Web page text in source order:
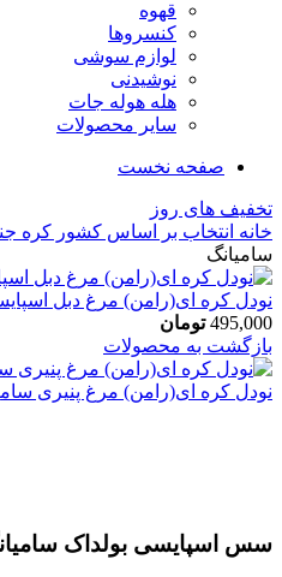
قهوه
کنسروها
لوازم سوشی
نوشیدنی
هله هوله جات
سایر محصولات
صفحه نخست
تخفیف های روز
خانه انتخاب بر اساس کشور کره
سامیانگ
نودل کره ای(رامن) مرغ دبل
495,000 تومان
بازگشت به محصولات
نودل کره ای(رامن) مرغ پنیری
سس اسپایسی بولداک